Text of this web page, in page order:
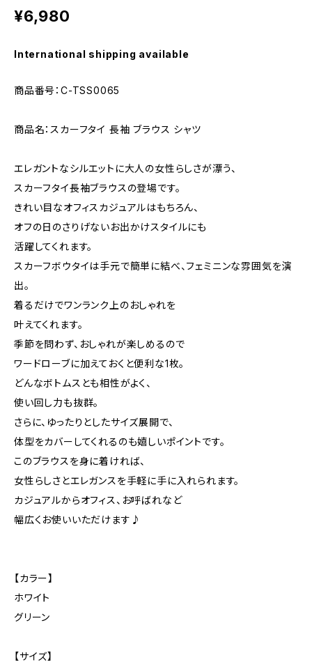
¥6,980
International shipping available
商品番号：C-TSS0065
商品名：スカーフタイ 長袖 ブラウス シャツ
エレガントなシルエットに大人の女性らしさが漂う、
スカーフタイ長袖ブラウスの登場です。
きれい目なオフィスカジュアルはもちろん、
オフの日のさりげないお出かけスタイルにも
活躍してくれます。
スカーフボウタイは手元で簡単に結べ、フェミニンな雰囲気を演
出。
着るだけでワンランク上のおしゃれを
叶えてくれます。
季節を問わず、おしゃれが楽しめるので
ワードローブに加えておくと便利な1枚。
どんなボトムスとも相性がよく、
使い回し力も抜群。
さらに、ゆったりとしたサイズ展開で、
体型をカバーしてくれるのも嬉しいポイントです。
このブラウスを身に着ければ、
女性らしさとエレガンスを手軽に手に入れられます。
カジュアルからオフィス、お呼ばれなど
幅広くお使いいただけます♪
【カラー】
ホワイト
グリーン
【サイズ】